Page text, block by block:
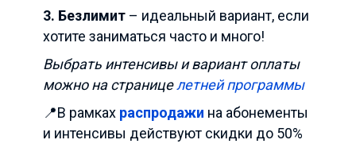
3. Безлимит – идеальный вариант, если
хотите заниматься часто и много!
Выбрать интенсивы и вариант оплаты
можно на страницелетней программы
📍В рамках распродажи на абонементы
и интенсивы действуют скидки до 50%